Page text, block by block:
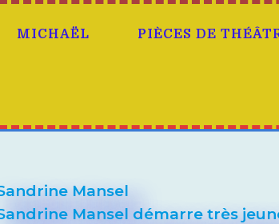
MICHAËL PIÈCES DE
Mansel
Mansel démarre très